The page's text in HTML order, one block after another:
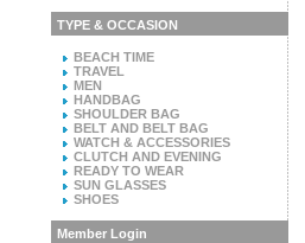
TYPE & OCCASION
BEACH TIME
TRAVEL
MEN
HANDBAG
SHOULDER BAG
BELT AND BELT BAG
WATCH & ACCESSORIES
CLUTCH AND EVENING
READY TO WEAR
SUN GLASSES
SHOES
Member Login